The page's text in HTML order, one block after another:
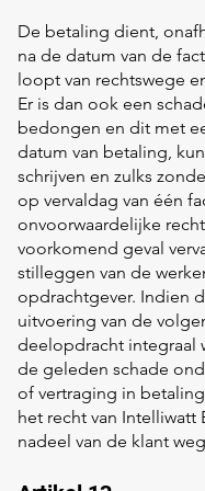
De betaling dient,
na de datum van de
loopt van rechtswege
Er is dan ook een
bedongen en dit met
datum van betaling,
schrijven en zulks
op vervaldag van één
onvoorwaardelijke
voorkomend geval
stilleggen van de
opdrachtgever. Indien
uitvoering van de
deelopdracht integraal
de geleden schade
of vertraging in
het recht van
nadeel van de klant